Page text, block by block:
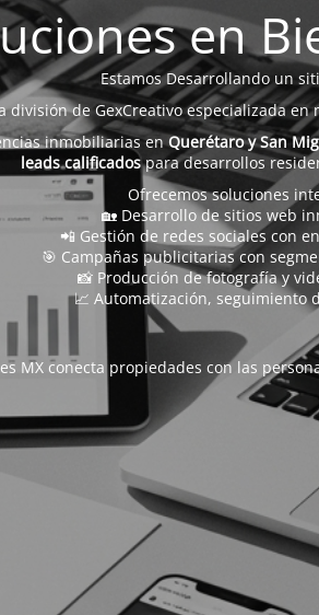
en
Estamos Desarrollando un
división de GexCreativo especializada
inmobiliarias enQuerétaro y San
leads calificadospara desarrollos
Ofrecemos soluciones
🏡 Desarrollo de sitios web
📲 Gestión de redes sociales con
🎯 Campañas publicitarias con
📸 Producción de fotografía y
📈 Automatización, seguimiento
MX conecta propiedades con las